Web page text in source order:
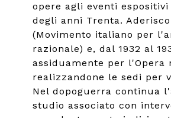
opere agli eventi
degli anni Trenta.
(Movimento italiano per
razionale) e, dal 1932 al
assiduamente per l'Opera
realizzandone le sedi per
Nel dopoguerra continua
studio associato con